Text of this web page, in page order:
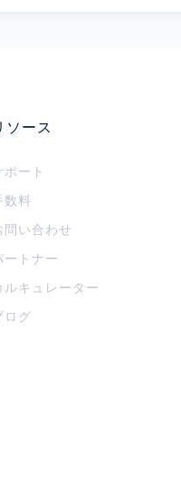
ソース
ポート
数料
問い合わせ
ートナー
ルキュレーター
ログ